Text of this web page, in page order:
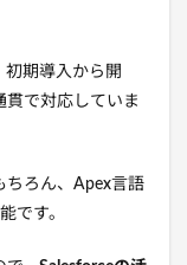
初期導入から開
貫で対応していま
ちろん、Apex言語
です。